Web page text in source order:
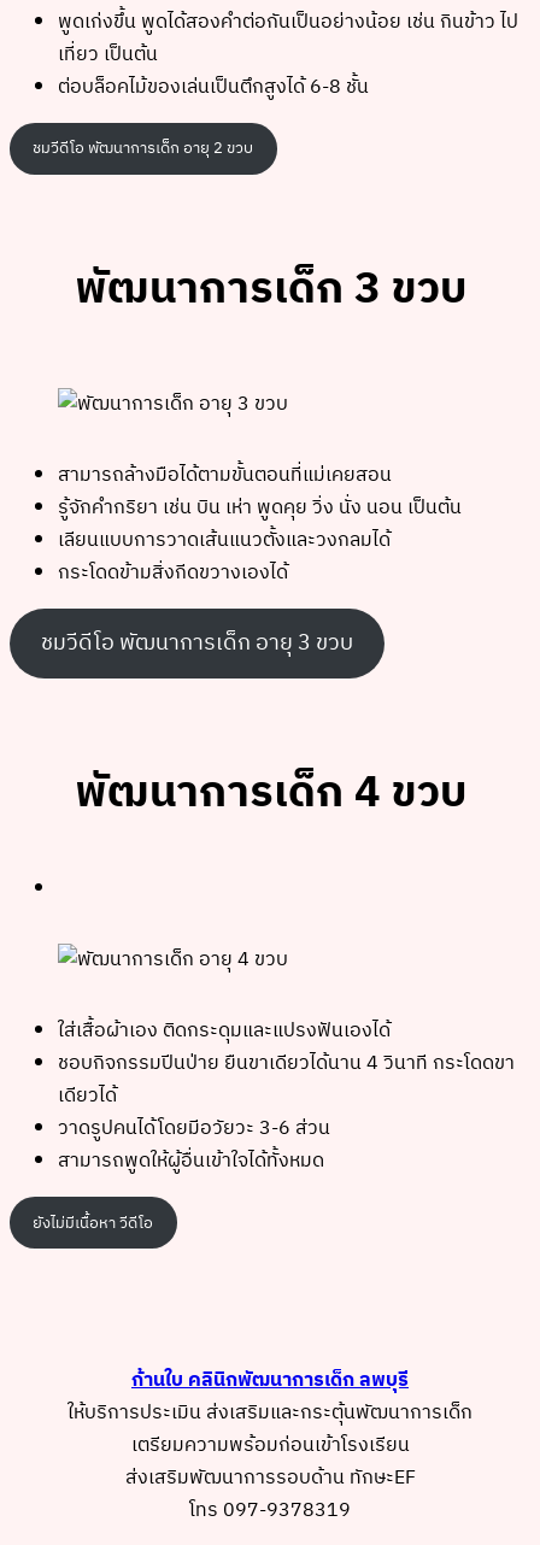
พูดเก่งขึ้น พูดได้สองคำต่อกันเป็นอย่างน้อย เช่น กินข้าว ไป
เที่ยว เป็นต้น
ต่อบล็อคไม้ของเล่นเป็นตึกสูงได้ 6-8 ชั้น
ชมวีดีโอ พัฒนาการเด็ก อายุ 2 ขวบ
พัฒนาการเด็ก 3 ขวบ
สามารถล้างมือได้ตามขั้นตอนที่แม่เคยสอน
รู้จักคำกริยา เช่น บิน เห่า พูดคุย วิ่ง นั่ง นอน เป็นต้น
เลียนแบบการวาดเส้นแนวตั้งและวงกลมได้
กระโดดข้ามสิ่งกีดขวางเองได้
ชมวีดีโอ พัฒนาการเด็ก อายุ 3 ขวบ
พัฒนาการเด็ก 4 ขวบ
ใส่เสื้อผ้าเอง ติดกระดุมและแปรงฟันเองได้
ชอบกิจกรรมปีนป่าย ยืนขาเดียวได้นาน 4 วินาที กระโดดขา
เดียวได้
วาดรูปคนได้โดยมีอวัยวะ 3-6 ส่วน
สามารถพูดให้ผู้อื่นเข้าใจได้ทั้งหมด
ยังไม่มีเนื้อหา วีดีโอ
ก้านใบ คลินิกพัฒนาการเด็ก ลพบุรี
ให้บริการประเมิน ส่งเสริมและกระตุ้นพัฒนาการเด็ก
เตรียมความพร้อมก่อนเข้าโรงเรียน
ส่งเสริมพัฒนาการรอบด้าน ทักษะEF
โทร 097-9378319